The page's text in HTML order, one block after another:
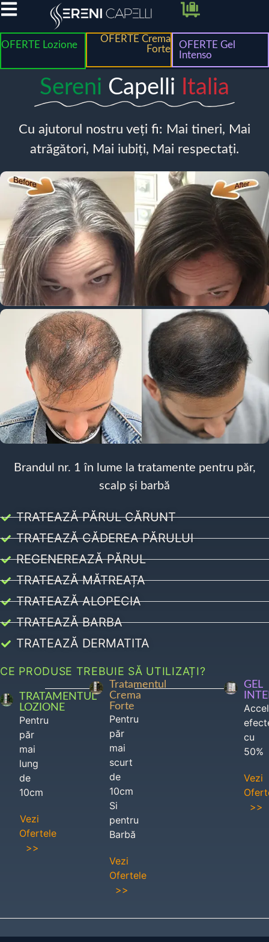
OFERTE Lozione
OFERTE Crema
Forte
OFERTE Gel
Intenso
Sereni Capelli Italia
Cu ajutorul nostru veți fi: Mai tineri, Mai
atrăgători, Mai iubiți, Mai respectați.
Brandul nr. 1 în lume la tratamente pentru păr,
scalp și barbă
TRATEAZĂ PĂRUL CĂRUNT
TRATEAZĂ CĂDEREA PĂRULUI
REGENEREAZĂ PĂRUL
TRATEAZĂ MĂTREAȚA
TRATEAZĂ ALOPECIA
TRATEAZĂ BARBA
TRATEAZĂ DERMATITA
CE PRODUSE TREBUIE SĂ UTILIZAȚI?
TRATAMENTUL
LOZIONE
Pentru
păr
mai
lung
de
10cm
Vezi
Ofertele
>>
Tratamentul
Crema
Forte
Pentru
păr
mai
scurt
de
10cm
Si
pentru
Barbă
Vezi
Ofertele
>>
GEL
cu
50%
Vezi
>>